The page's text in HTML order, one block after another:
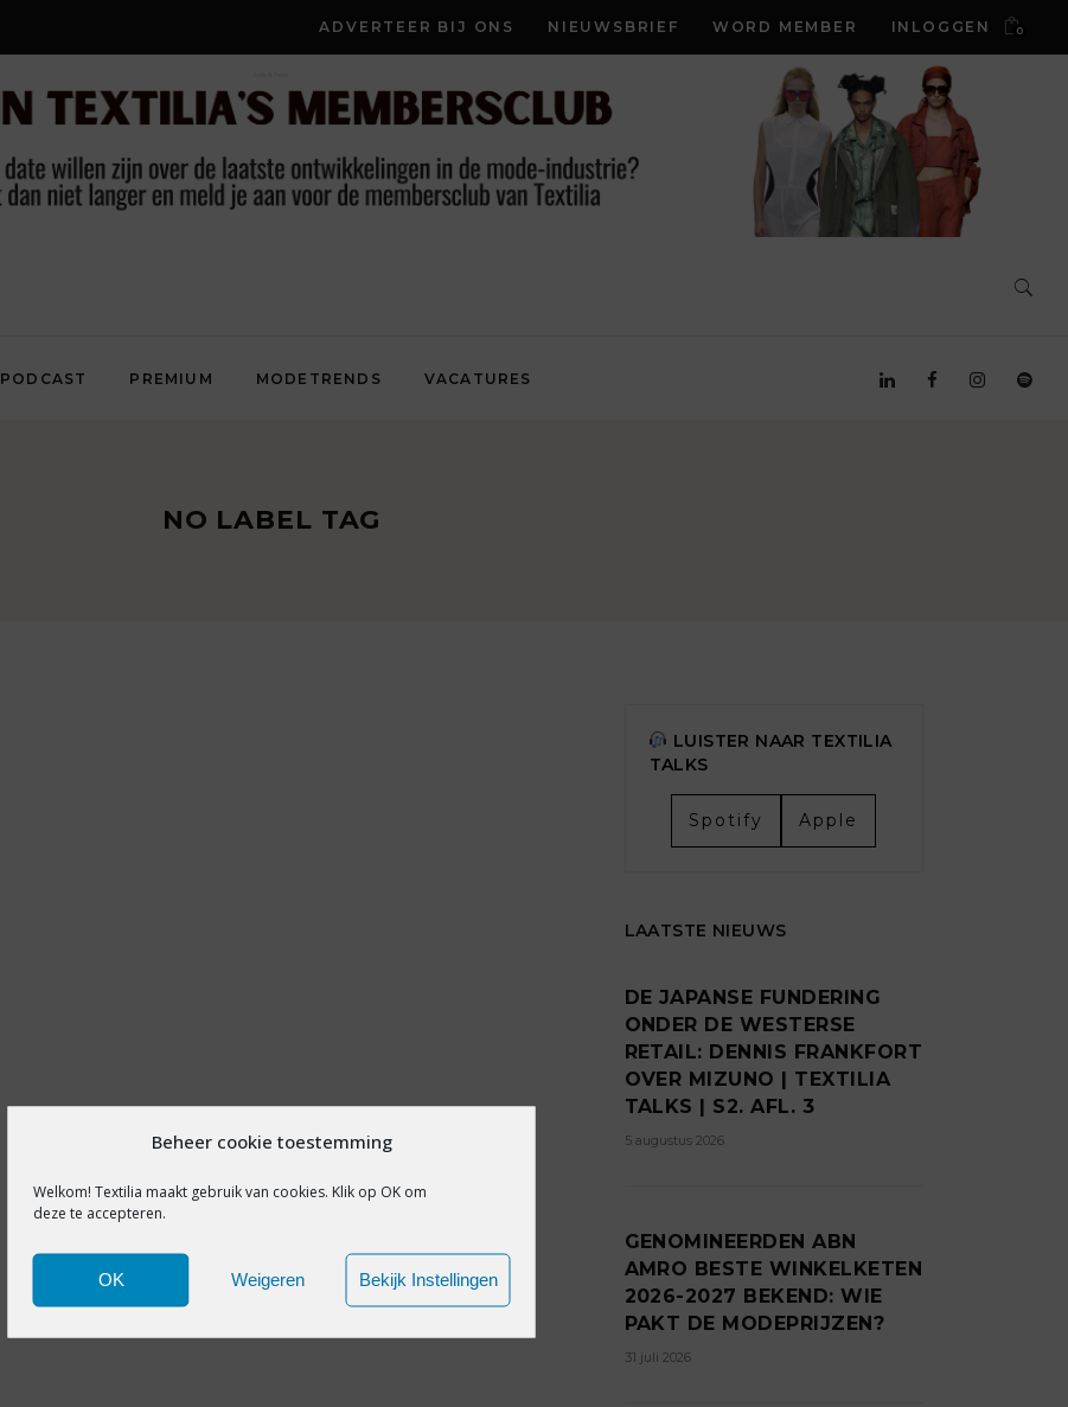
Beheer cookie toestemming
Welkom! Textilia maakt gebruik van cookies. Klik op OK om
deze te accepteren.
OK Weigeren Bekijk Instellingen
ADVERTEER BIJ ONS NIEUWSBRIEF WORD MEMBER INLOGGEN 0
PODCAST PREMIUM MODETRENDS VACATURES
NO LABEL TAG
LUISTER NAAR TEXTILIA
TALKS
Spotify Apple
LAATSTE NIEUWS
DE JAPANSE FUNDERING
ONDER DE WESTERSE
RETAIL: DENNIS FRANKFORT
OVER MIZUNO | TEXTILIA
TALKS | S2. AFL. 3
5 augustus 2026
GENOMINEERDEN ABN
AMRO BESTE WINKELKETEN
2026-2027 BEKEND: WIE
PAKT DE MODEPRIJZEN?
31 juli 2026